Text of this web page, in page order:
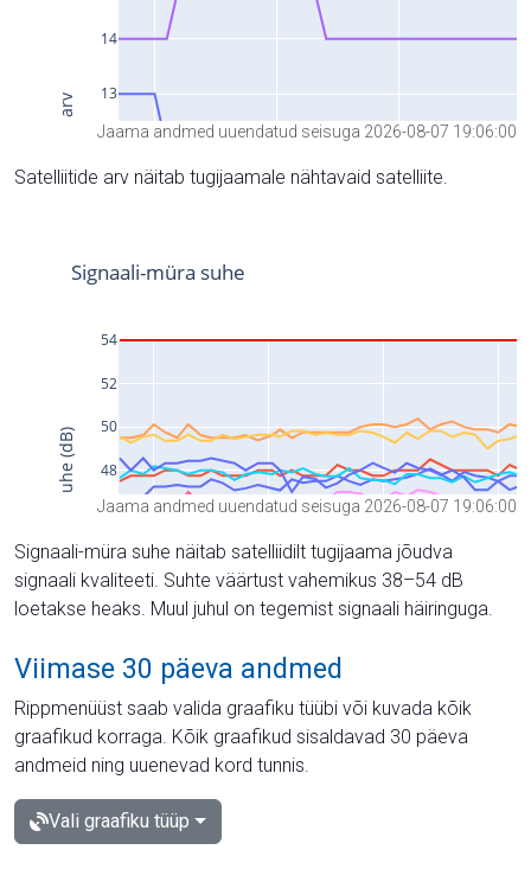
Jaama andmed uuendatud seisuga 2026-08-07 19:06:00
Satelliitide arv näitab tugijaamale nähtavaid satelliite.
Jaama andmed uuendatud seisuga 2026-08-07 19:06:00
Signaali-müra suhe näitab satelliidilt tugijaama jõudva
signaali kvaliteeti. Suhte väärtust vahemikus 38–54 dB
loetakse heaks. Muul juhul on tegemist signaali häiringuga.
Viimase 30 päeva andmed
Rippmenüüst saab valida graafiku tüübi või kuvada kõik
graafikud korraga. Kõik graafikud sisaldavad 30 päeva
andmeid ning uuenevad kord tunnis.
Vali graafiku tüüp